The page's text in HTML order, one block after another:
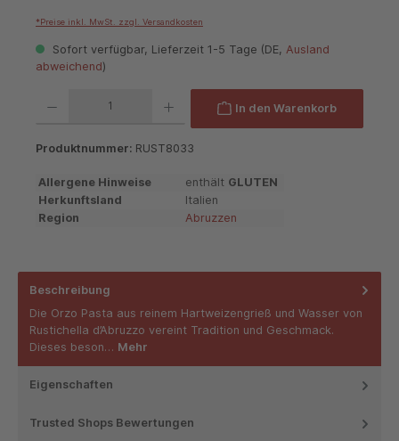
*Preise inkl. MwSt. zzgl. Versandkosten
Sofort verfügbar, Lieferzeit 1-5 Tage (DE, Ausland
abweichend)
In den Warenkorb
Produktnummer: RUST8033
Allergene Hinweise enthält GLUTEN
Herkunftsland
Italien
Region
Abruzzen
Beschreibung
Die Orzo Pasta aus reinem Hartweizengrieß und Wasser von
Rustichella d’Abruzzo vereint Tradition und Geschmack.
Dieses beson… Mehr
Eigenschaften
Trusted Shops Bewertungen